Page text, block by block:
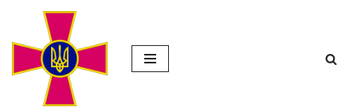
Перейти
содержимому